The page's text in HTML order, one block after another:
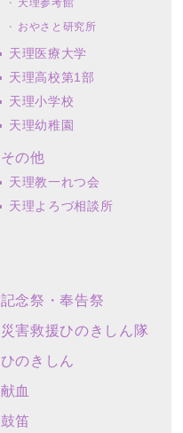
おやさと研究所
天理医療大学
天理高校第1部
天理小学校
天理幼稚園
その他
天理教一れつ会
天理よろづ相談所
記念祭・奉告祭
災害救援ひのきしん隊
ひのきしん
献血
鼓笛